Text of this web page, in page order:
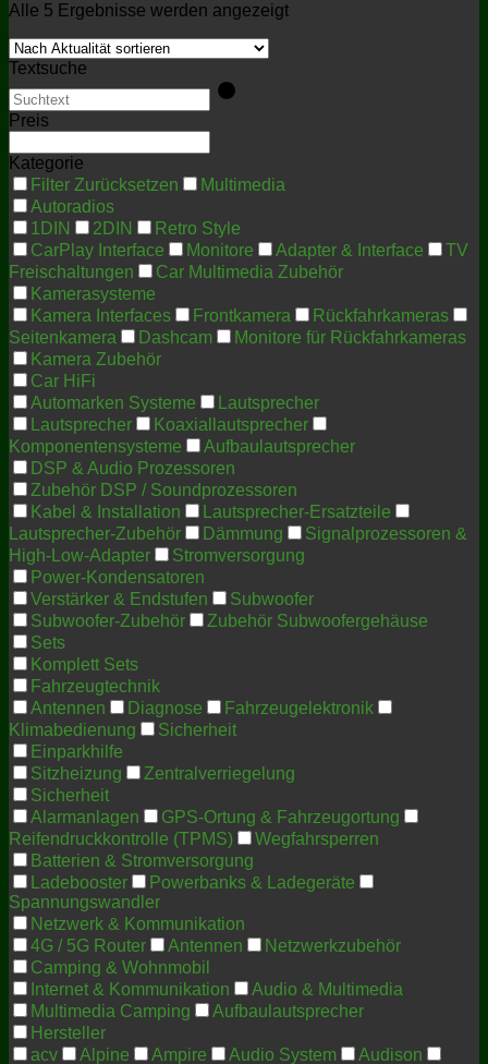
Alle 5 Ergebnisse werden angezeigtNach
Textsuche
Preis
Kategorie
Filter Zurücksetzen
Multimedia
Autoradios
1DIN
2DIN
Retro Style
CarPlay Interface
Monitore Adapter & Interface
TV
Freischaltungen
Car Multimedia Zubehör
Kamerasysteme
Kamera Interfaces
Frontkamera
Rückfahrkameras
Seitenkamera
Dashcam
Monitore für Rückfahrkameras
Kamera Zubehör
Car HiFi
Automarken Systeme
Lautsprecher
Lautsprecher
Koaxiallautsprecher
Komponentensysteme
Aufbaulautsprecher
DSP & Audio Prozessoren
Zubehör DSP / Soundprozessoren
Kabel & Installation
Lautsprecher-Ersatzteile
Lautsprecher-Zubehör
Dämmung
Signalprozessoren &
High-Low-Adapter
Stromversorgung
Power-Kondensatoren
Verstärker & Endstufen
Subwoofer
Subwoofer-Zubehör
Zubehör Subwoofergehäuse
Sets
Komplett Sets
Fahrzeugtechnik
Antennen
Diagnose
Fahrzeugelektronik
Klimabedienung
Sicherheit
Einparkhilfe
Sitzheizung
Zentralverriegelung
Sicherheit
Alarmanlagen
GPS-Ortung & Fahrzeugortung
Reifendruckkontrolle (TPMS)
Wegfahrsperren
Batterien & Stromversorgung
Ladebooster
Powerbanks & Ladegeräte
Spannungswandler
Netzwerk & Kommunikation
4G / 5G Router
Antennen
Netzwerkzubehör
Camping & Wohnmobil
Internet & Kommunikation
Audio & Multimedia
Multimedia Camping
Aufbaulautsprecher
Hersteller
acv
Alpine Ampire Audio System
Audison